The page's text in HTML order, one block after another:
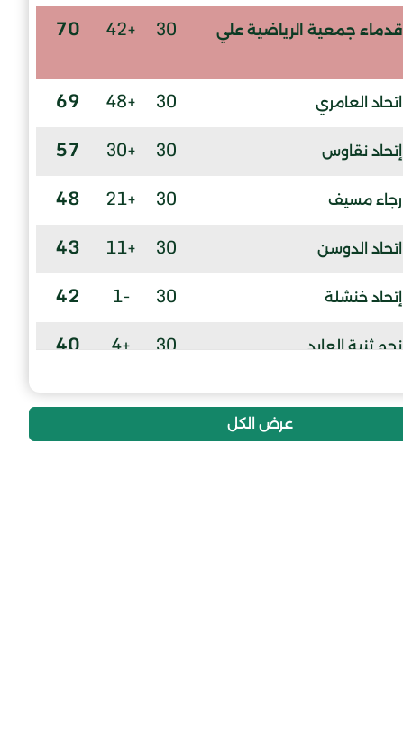
قدماء جمعية الرياضية علي
30
+42
70
اتحاد العامري 30
+48
69
إتحاد نقاوس 30
+30
57
رجاء مسيف 30
+21
48
اتحاد الدوسن 30
+11
43
إتحاد خنشلة 30
-1
42
نجم ثنية العابد 30
+4
40
شباب سهل الرميلة 30
-15
38
شبيبة خنشلة 30
-4
37
عرض الكل